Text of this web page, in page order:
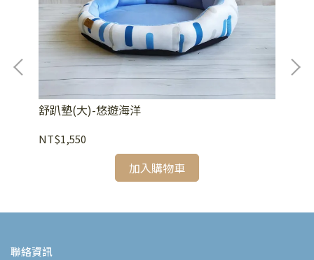
舒趴墊(大)-悠遊海洋
NT$1,550
加入購物車
聯絡資訊